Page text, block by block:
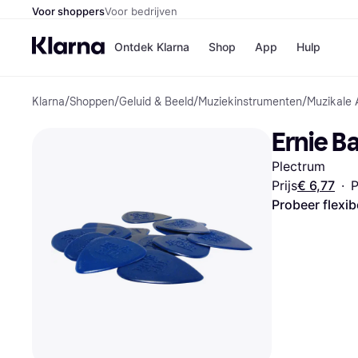
Voor shoppersVoor bedrijven
Ontdek Klarna Shop
Winkels
Bol
H&M
App Hulp
Klarna/Shoppen/Geluid & Beeld/Muziekinstrumenten/Muzikale
Ernie
Plectrum
Prijs€ 6,77 ·
Probeer